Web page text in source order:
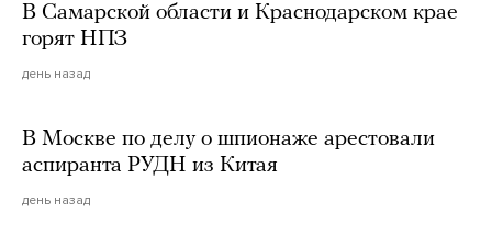
В Самарской области и Краснодарском крае
горят НПЗ
день назад
В Москве по делу о шпионаже арестовали
аспиранта РУДН из Китая
день назад